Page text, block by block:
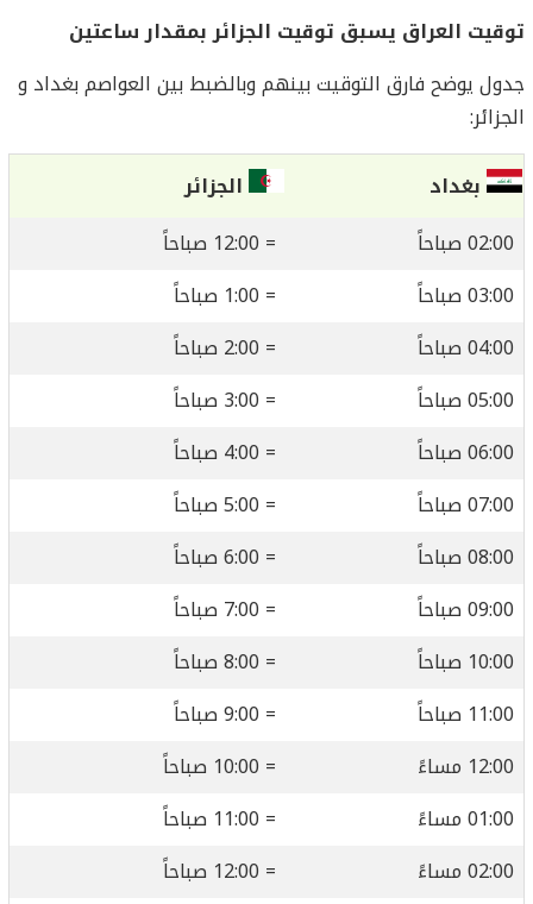
توقيت العراق يسبق توقيت الجزائر بمقدار ساعتين
جدول يوضح فارق التوقيت بينهم وبالضبط بين العواصم بغداد و
الجزائر:
بغداد
الجزائر
02:00 صباحاً
= 12:00 صباحاً
03:00 صباحاً
= 1:00 صباحاً
04:00 صباحاً
= 2:00 صباحاً
05:00 صباحاً
= 3:00 صباحاً
06:00 صباحاً
= 4:00 صباحاً
07:00 صباحاً
= 5:00 صباحاً
08:00 صباحاً
= 6:00 صباحاً
09:00 صباحاً
= 7:00 صباحاً
10:00 صباحاً
= 8:00 صباحاً
11:00 صباحاً
= 9:00 صباحاً
12:00 مساءً
= 10:00 صباحاً
01:00 مساءً
= 11:00 صباحاً
02:00 مساءً
= 12:00 صباحاً